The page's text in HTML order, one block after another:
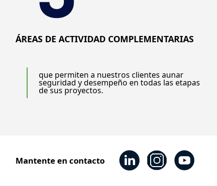
ÁREAS DE ACTIVIDAD COMPLEMENTARIAS
que permiten a nuestros clientes aunar
seguridad y desempeño en todas las etapas
de sus proyectos.
Mantente en contacto